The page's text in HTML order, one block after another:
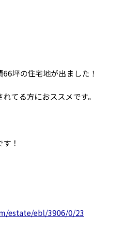
坪の住宅地が出ました！
てる方におススメです。
！
estate/ebl/3906/0/23